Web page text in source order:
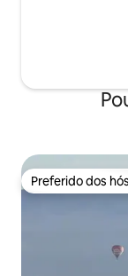
Preferido dos
Preferido dos